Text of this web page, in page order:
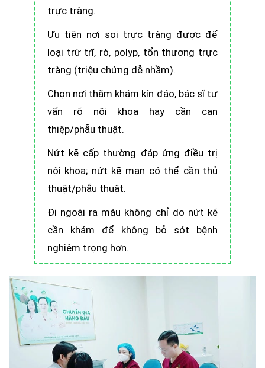
trực tràng.
Ưu tiên nơi soi trực tràng được để
loại trừ trĩ, rò, polyp, tổn thương trực
tràng (triệu chứng dễ nhầm).
Chọn nơi thăm khám kín đáo, bác sĩ tư
vấn rõ nội khoa hay cần can
thiệp/phẫu thuật.
Nứt kẽ cấp thường đáp ứng điều trị
nội khoa; nứt kẽ mạn có thể cần thủ
thuật/phẫu thuật.
Đi ngoài ra máu không chỉ do nứt kẽ
cần khám để không bỏ sót bệnh
nghiêm trọng hơn.